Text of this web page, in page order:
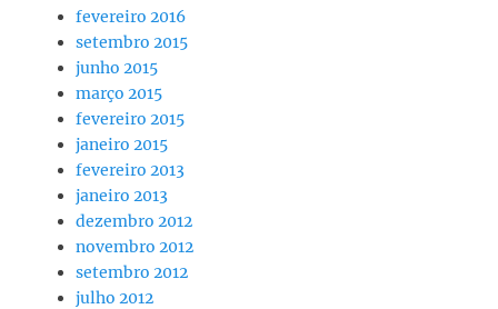
fevereiro 2016
setembro 2015
junho 2015
março 2015
fevereiro 2015
janeiro 2015
fevereiro 2013
janeiro 2013
dezembro 2012
novembro 2012
setembro 2012
julho 2012